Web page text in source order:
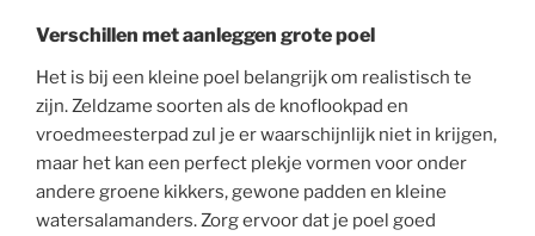
Verschillen met aanleggen grote poel
Het is bij een kleine poel belangrijk om realistisch te
zijn. Zeldzame soorten als de knoflookpad en
vroedmeesterpad zul je er waarschijnlijk niet in krijgen,
maar het kan een perfect plekje vormen voor onder
andere groene kikkers, gewone padden en kleine
watersalamanders. Zorg ervoor dat je poel goed